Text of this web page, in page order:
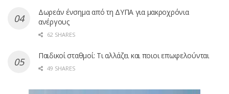
Δωρεάν ένσημα από τη ΔΥΠΑ για μακροχρόνια
ανέργους
62 SHARES
Παιδικοί σταθμοί: Τι αλλάζει και ποιοι επωφελούνται
49 SHARES